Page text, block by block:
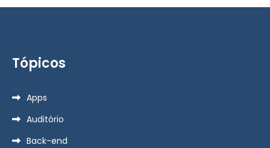
Tópicos
Apps
Auditório
Back-end